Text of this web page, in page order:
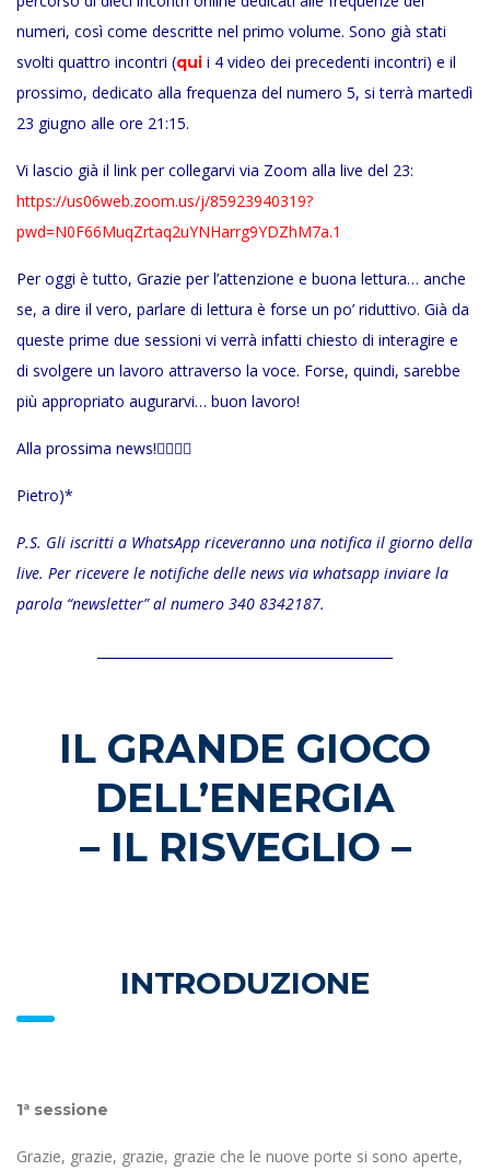
numeri, così come descritte nel primo volume. Sono già stati
svolti quattro incontri (qui i 4 video dei precedenti incontri) e il
prossimo, dedicato alla frequenza del numero 5, si terrà martedì
23 giugno alle ore 21:15.
Vi lascio già il link per collegarvi via Zoom alla live del 23:
https://us06web.zoom.us/j/85923940319?
pwd=N0F66MuqZrtaq2uYNHarrg9YDZhM7a.1
Per oggi è tutto, Grazie per l’attenzione e buona lettura… anche
se, a dire il vero, parlare di lettura è forse un po’ riduttivo. Già da
queste prime due sessioni vi verrà infatti chiesto di interagire e
di svolgere un lavoro attraverso la voce. Forse, quindi, sarebbe
più appropriato augurarvi… buon lavoro!
Alla prossima news!🙋🏻‍♂️✨
Pietro)*
P.S. Gli iscritti a WhatsApp riceveranno una notifica il giorno della
live. Per ricevere le notifiche delle news via whatsapp inviare la
parola “newsletter” al numero 340 8342187.
IL GRANDE GIOCO
DELL’ENERGIA
– IL RISVEGLIO –
INTRODUZIONE
1ª sessione
Grazie, grazie, grazie, grazie che le nuove porte si sono aperte,